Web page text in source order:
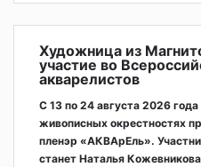
Художница из
участие во
акварелистов
С 13 по 24 августа 2026
живописных окрестностях
пленэр «АКВАрЕль».
станет Наталья